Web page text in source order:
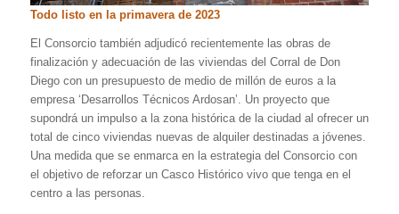
Todo listo en la primavera de 2023
El Consorcio también adjudicó recientemente las obras de
finalización y adecuación de las viviendas del Corral de Don
Diego con un presupuesto de medio de millón de euros a la
empresa ‘Desarrollos Técnicos Ardosan’. Un proyecto que
supondrá un impulso a la zona histórica de la ciudad al ofrecer un
total de cinco viviendas nuevas de alquiler destinadas a jóvenes.
Una medida que se enmarca en la estrategia del Consorcio con
el objetivo de reforzar un Casco Histórico vivo que tenga en el
centro a las personas.